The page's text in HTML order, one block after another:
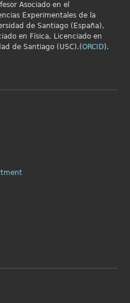
Asociado en el
Experimentales de la
de Santiago (España),
en Física, Licenciado en
de Santiago (USC).(ORCID).